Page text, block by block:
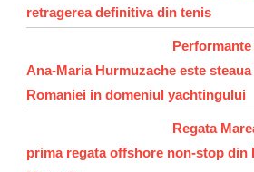
retragerea definitiva din tenis
Ana-Maria Hurmuzache este
Romaniei in domeniul yachtingului
Regata
prima regata offshore non-stop din